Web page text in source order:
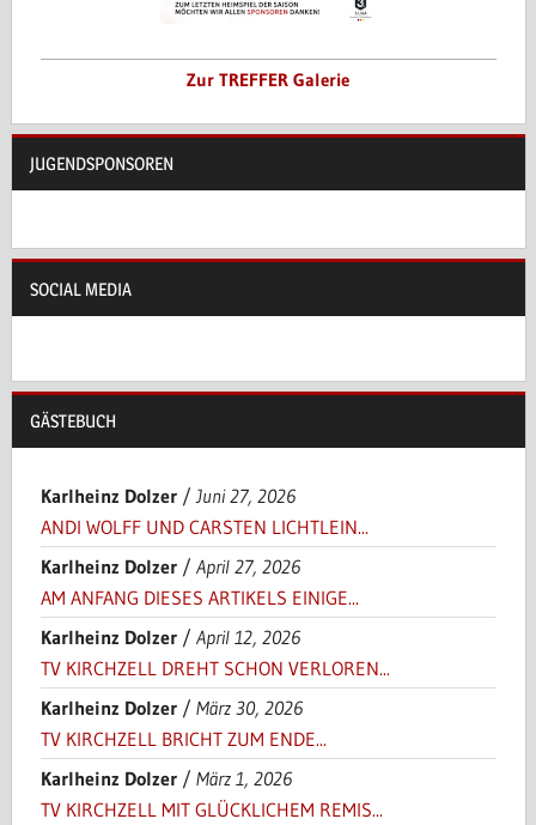
Zur TREFFER Galerie
JUGENDSPONSOREN
SOCIAL MEDIA
GÄSTEBUCH
Karlheinz Dolzer/Juni 27, 2026
ANDI WOLFF UND CARSTEN LICHTLEIN...
Karlheinz Dolzer/ April 27, 2026
AM ANFANG DIESES ARTIKELS EINIGE...
Karlheinz Dolzer/ April 12, 2026
TV KIRCHZELL DREHT SCHON VERLOREN...
Karlheinz Dolzer/ März 30, 2026
TV KIRCHZELL BRICHT ZUM ENDE...
Karlheinz Dolzer/ März 1, 2026
TV KIRCHZELL MIT GLÜCKLICHEM REMIS...